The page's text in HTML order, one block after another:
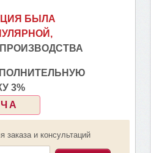
БЫЛА
3%
и консультаций